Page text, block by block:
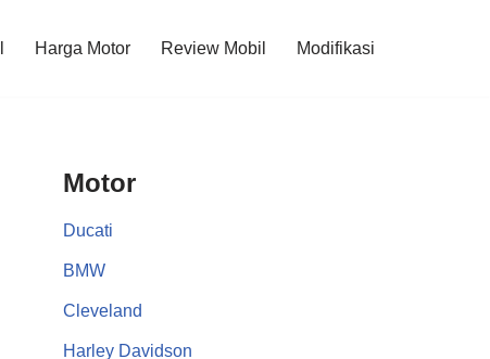
Harga Motor Review Mobil Modifikasi
Motor
Ducati
BMW
Cleveland
Harley Davidson